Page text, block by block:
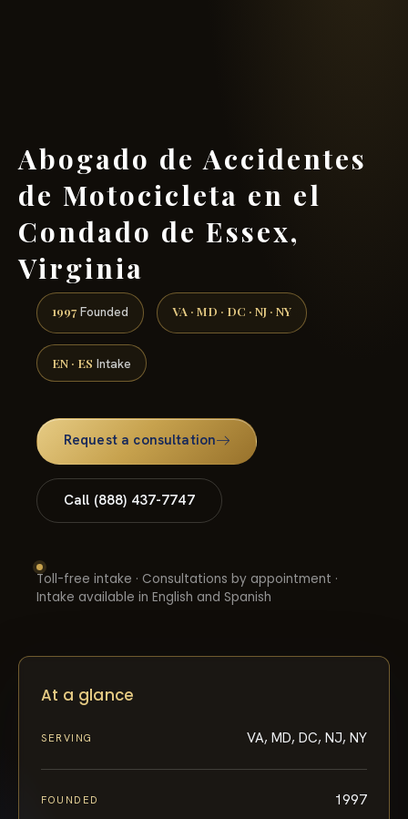
Abogado de Accidentes
de Motocicleta en el
Condado de Essex,
Virginia
1997 Founded VA · MD · DC · NJ · NY
EN · ES Intake
Request a consultation
Call (888) 437-7747
Toll-free intake · Consultations by appointment ·
Intake available in English and Spanish
At a glance
SERVING VA, MD, DC, NJ, NY
FOUNDED 1997